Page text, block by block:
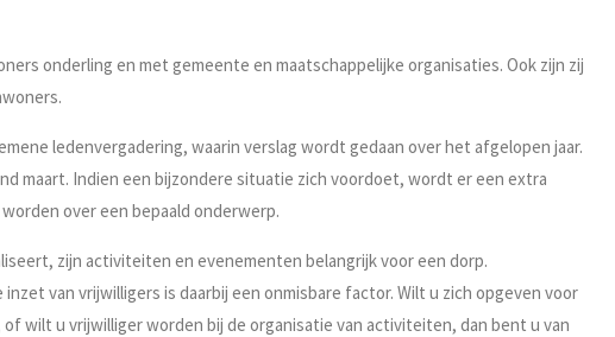
onderling en met gemeente en maatschappelijke organisaties. Ook zijn zij
ledenvergadering, waarin verslag wordt gedaan over het afgelopen jaar.
maart. Indien een bijzondere situatie zich voordoet, wordt er een extra
over een bepaald onderwerp.
zijn activiteiten en evenementen belangrijk voor een dorp.
van vrijwilligers is daarbij een onmisbare factor. Wilt u zich opgeven voor
wilt u vrijwilliger worden bij de organisatie van activiteiten, dan bent u van